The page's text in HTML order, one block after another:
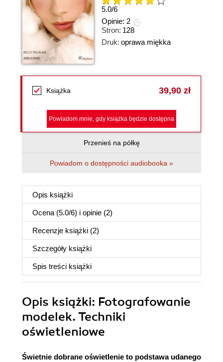
5.0/6
Opinie: 2
Stron: 128
Druk: oprawa miękka
Książka 39,90 zł
Powiadom mnie, gdy książka będzie dostępna
Przenieś na półkę
Powiadom o dostępności audiobooka »
Opis książki
Ocena (5.0/6) i opinie (2)
Recenzje książki (2)
Szczegóły książki
Spis treści książki
Opis książki: Fotografowanie
modelek. Techniki
oświetleniowe
Świetnie dobrane oświetlenie to podstawa udanego